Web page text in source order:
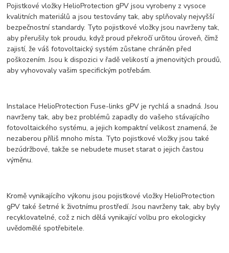
Pojistkové vložky HelioProtection gPV jsou vyrobeny z vysoce
kvalitních materiálů a jsou testovány tak, aby splňovaly nejvyšší
bezpečnostní standardy. Tyto pojistkové vložky jsou navrženy tak,
aby přerušily tok proudu, když proud překročí určitou úroveň, čímž
zajistí, že váš fotovoltaický systém zůstane chráněn před
poškozením. Jsou k dispozici v řadě velikostí a jmenovitých proudů,
aby vyhovovaly vašim specifickým potřebám.
Instalace HelioProtection Fuse-links gPV je rychlá a snadná. Jsou
navrženy tak, aby bez problémů zapadly do vašeho stávajícího
fotovoltaického systému, a jejich kompaktní velikost znamená, že
nezaberou příliš mnoho místa. Tyto pojistkové vložky jsou také
bezúdržbové, takže se nebudete muset starat o jejich častou
výměnu.
Kromě vynikajícího výkonu jsou pojistkové vložky HelioProtection
gPV také šetrné k životnímu prostředí. Jsou navrženy tak, aby byly
recyklovatelné, což z nich dělá vynikající volbu pro ekologicky
uvědomělé spotřebitele.